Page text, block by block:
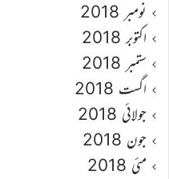
نومبر 2018
اکتوبر 2018
ستمبر 2018
اگست 2018
جولائی 2018
جون 2018
مئی 2018